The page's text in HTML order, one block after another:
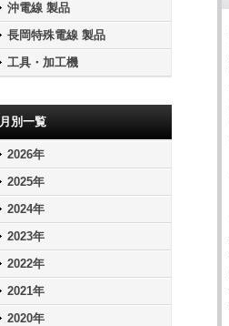
沖電線 製品
長岡特殊電線 製品
工具・加工機
月別一覧
2026年
2025年
2024年
2023年
2022年
2021年
2020年